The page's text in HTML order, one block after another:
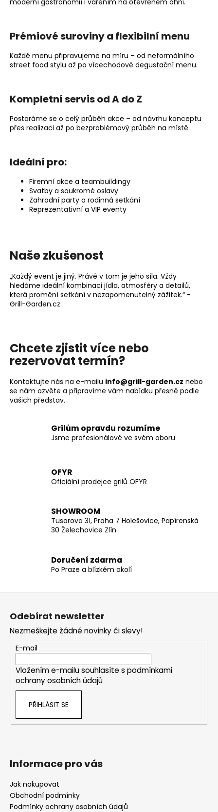
p
u
moderní gastronomií i vařením na otevřeném ohni.
Prémiové suroviny a flexibilní menu
Každé menu připravujeme na míru – od neformálního
street food stylu až po vícechodové degustační menu.
Kompletní servis od A do Z
Postaráme se o celý průběh akce – od návrhu konceptu
přes realizaci až po bezproblémový průběh na místě.
Ideální pro:
Firemní akce a teambuildingy
Svatby a soukromé oslavy
Zahradní party a rodinná setkání
Reprezentativní a VIP eventy
Naše zkušenost
„Každý event je jiný. Právě v tom je jeho síla. Vždy
hledáme ideální kombinaci jídla, atmosféry a detailů,
která promění setkání v nezapomenutelný zážitek.“ -
Grill-Garden.cz
Chcete zjistit více nebo
rezervovat termín?
Kontaktujte nás na e-mailu info@grill-garden.cz nebo
se nám ozvěte a připravíme vám nabídku přesně podle
vašich představ.
Grilům opravdu rozumíme
Jsme profesionálové ve svém oboru
OFYR
Oficiální prodejce grilů OFYR
SHOWROOM
Tusarova 31, Praha 7 Holešovice, Papírenská
30 Želechovice Zlín
Doručení zdarma
Po Praze a blízkém okolí
Odebírat newsletter
Nezmeškejte žádné novinky či slevy!
E-mail
Vložením e-mailu souhlasíte s podmínkami
ochrany osobních údajů
PŘIHLÁSIT SE
Informace pro vás
Jak nakupovat
Obchodní podmínky
Podmínky ochrany osobních údajů